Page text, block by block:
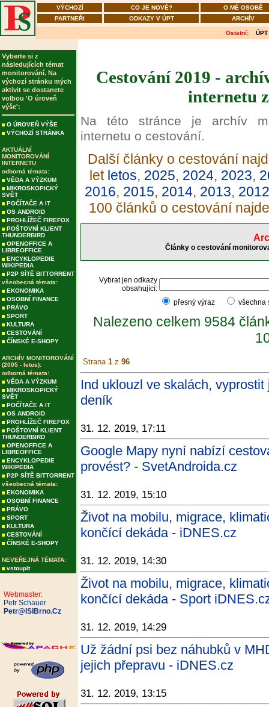
VÝCHOZÍ CO JE NOVÉ?
O MÉ OSOBĚ
PARTNEŘI
ODKAZY V ÚPT ARCHÍV
Ostatní: ÚPT
Vyberte si z
následujících témat
monitorování. Na
výchozí stránku mých
aktivit se dostanete
volbou 'O úroveň
výše':
O ÚROVEŇ VÝŠE
VÝCHOZÍ STRÁNKA
AKTUÁLNÍ
MONITOROVÁNÍ
INTERNETU
odborná témata:
VĚDA A VÝZKUM
MIKROSKOPICKÝ
SVĚT
POČÍTAČE A IT
OS ANDROID
PROHLÍŽEČ FIREFOX
POŠTOVNÍ KLIENT
THUNDERBIRD
OPENOFFICE A
LIBREOFFICE
ENCYKLOPEDIE
WIKIPEDIA
P2P SÍTĚ BITTORRENT
všeobecná témata:
EKONOMIKA
OSOBNÍ FINANCE
PRÁVO
SPORT
KULTURA
CESTOVÁNÍ
ČÍNSKÉ E-SHOPY
ARCHÍV MONITOROVÁNÍ
(2005 - letos):
odborná témata:
VĚDA A VÝZKUM
MIKROSKOPICKÝ
SVĚT
POČÍTAČE A IT
OS ANDROID
PROHLÍŽEČ FIREFOX
POŠTOVNÍ KLIENT
THUNDERBIRD
OPENOFFICE A
LIBREOFFICE
ENCYKLOPEDIE
WIKIPEDIA
P2P SÍTĚ BITTORRENT
všeobecná témata:
EKONOMIKA
OSOBNÍ FINANCE
PRÁVO
SPORT
KULTURA
CESTOVÁNÍ
ČÍNSKÉ E-SHOPY
NEVEŘEJNÁ TÉMATA:
vstoupit
Webmaster:
Petr Schauer
Petr@ISIBrno.Cz
Cestování 2019 -
internetu
Na této stránce je archív
internetu o cestování.
Další články o cestování
let letos, 2025, 2024, 2023,
2016, 2015, 2014, 2013, 2012
100 článků o cestování
Články o cestování
Vybrat jen odkazy
obsahující:
přesný výraz
Nalezeno celkem 9584
Strana 1 z 96
Ind uklouzl ve skalách,
deník
31. 12. 2019, 17:11
Google Mapy nyní nabízí
provést? - SvetAndroida.cz
31. 12. 2019, 15:10
Život na mobilu, migrace,
končící dekáda - iDNES.cz
31. 12. 2019, 14:30
Život na mobilu, migrace,
končící dekáda - Sport
31. 12. 2019, 14:29
Už žádní psi bez náhubků v
jejich přepravu - iDNES.cz
31. 12. 2019, 13:15